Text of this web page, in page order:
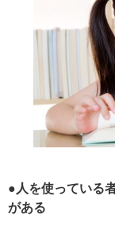
●人を使っている
がある